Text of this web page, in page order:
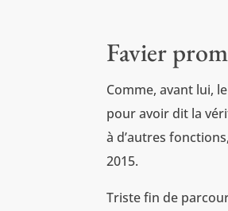
Favier
Comme, avant lui,
pour avoir dit la
à d’autres
2015.
Triste fin de